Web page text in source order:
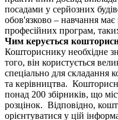
посадами у серйозних
обов'язково – навчання
професійних програм,
Чим керується
Кошториснику необхідне
того, він користується
спеціально для складання
та керівництва.
понад 200 збірників, що
розцінок. Відповідно,
орієнтуватися у цій